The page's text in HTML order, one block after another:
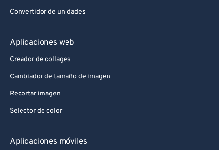
Convertidor de unidades
Aplicaciones web
Creador de collages
Cambiador de tamaño de imagen
Recortar imagen
Selector de color
Aplicaciones móviles